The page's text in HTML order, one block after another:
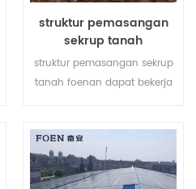
struktur pemasangan
sekrup tanah
struktur pemasangan sekrup
tanah foenan dapat bekerja
pada kondisi tanah yang
berbeda.